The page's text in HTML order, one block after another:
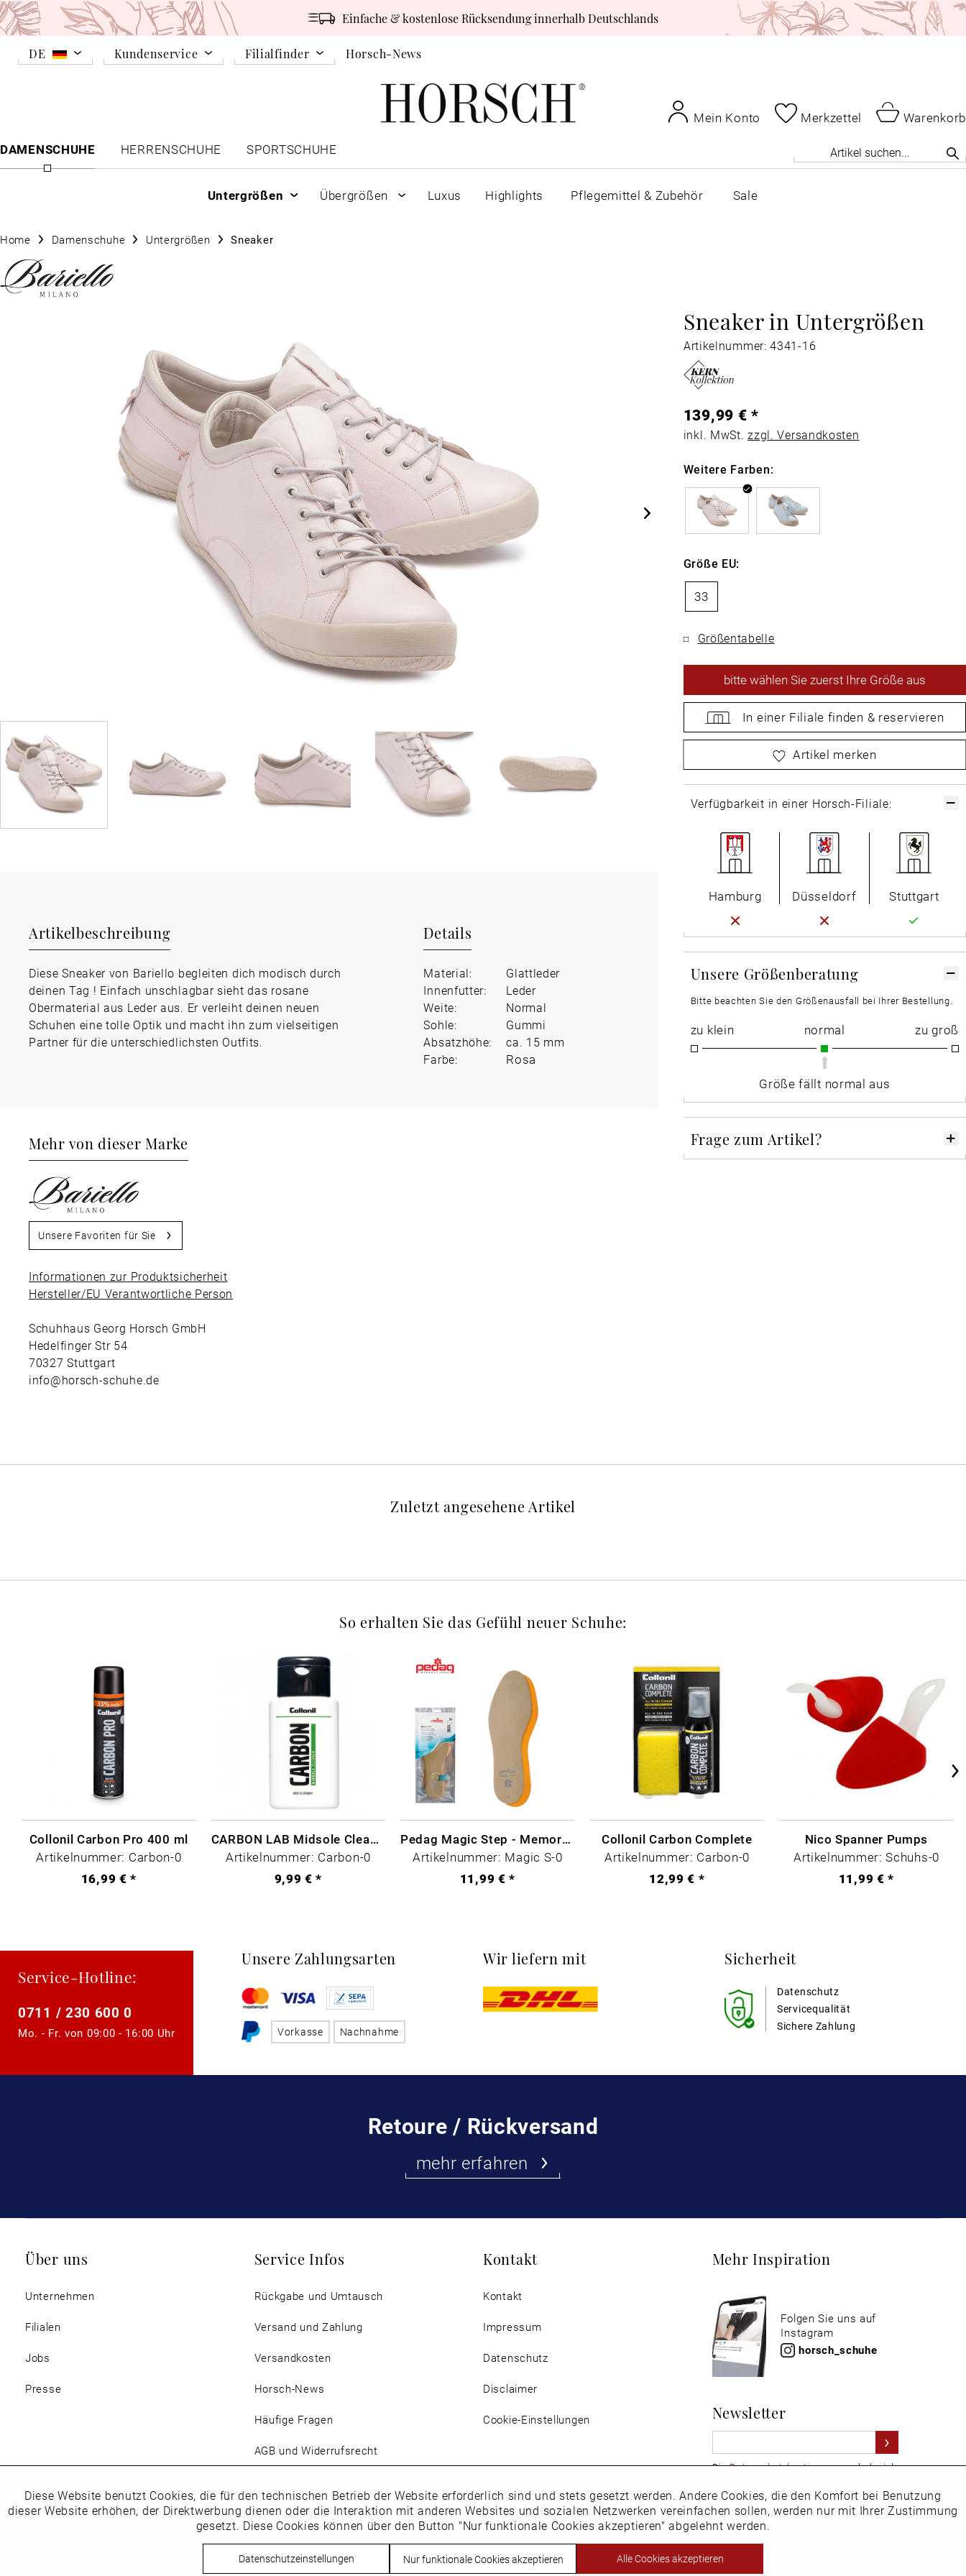
Einfache & kostenlose Rücksendung innerhalb Deutschlands
DE Kundenservice Filialfinder Horsch-News
Mein Konto Merkzettel
Warenkorb
DAMENSCHUHE
HERRENSCHUHE SPORTSCHUHE
Untergrößen Übergrößen Luxus Highlights Pflegemittel & Zubehör Sale
Home Damenschuhe Untergrößen Sneaker
Sneaker in Untergrößen
Artikelnummer: 4341-16
Artikelbeschreibung
Diese Sneaker von Bariello begleiten dich modisch durch
deinen Tag ! Einfach unschlagbar sieht das rosane
Obermaterial aus Leder aus. Er verleiht deinen neuen
Schuhen eine tolle Optik und macht ihn zum vielseitigen
Partner für die unterschiedlichsten Outfits.
Details
Material:
Glattleder
Innenfutter:
Leder
Weite:
Normal
Sohle:
Gummi
Absatzhöhe:
ca. 15 mm
Farbe:
Rosa
Mehr von dieser Marke
Unsere Favoriten für Sie
Informationen zur Produktsicherheit
Hersteller/EU Verantwortliche Person
Schuhhaus Georg Horsch GmbH
Hedelfinger Str 54
70327 Stuttgart
info@horsch-schuhe.de
139,99 € *
inkl. MwSt.zzgl. Versandkosten
Weitere Farben:
Größe EU:
33
Größentabelle
bittewählen Sie zuerst Ihre Größe aus
In einer Filiale finden & reservieren
wählen Sie zuerst Ihre Größe aus
Artikel merken
Verfügbarkeit in einer Horsch-Filiale:
Hamburg Düsseldorf Stuttgart
Unsere Größenberatung
Bitte beachten Sie den Größenausfall bei Ihrer Bestellung.
zu klein normal zu groß
Größe fällt normal aus
Frage zum Artikel?
Zuletzt angesehene Artikel
So erhalten Sie das Gefühl neuer Schuhe:
Collonil Carbon Pro 400 ml
Artikelnummer: Carbon-0
16,99 € *
CARBON LAB Midsole Cleaner
Artikelnummer: Carbon-0
9,99 € *
Pedag Magic Step - Memory Schaum
Artikelnummer: Magic S-0
11,99 € *
Collonil Carbon Complete
Artikelnummer: Carbon-0
12,99 € *
Nico Spanner Pumps
Artikelnummer: Schuhs-0
11,99 € *
Retoure / Rückversand
mehr erfahren
Service-Hotline:
0711 / 230 600 0
Mo. - Fr. von 09:00 - 16:00 Uhr
Unsere Zahlungsarten
Vorkasse Nachnahme
Wir liefern mit Sicherheit
Datenschutz
Sichere Zahlung
Servicequalität
Über uns
Unternehmen
Filialen
Jobs
Presse
Service Infos
Rückgabe und Umtausch
Versand und Zahlung
Versandkosten
Horsch-News
Häufige Fragen
AGB und Widerrufsrecht
Kontakt
Kontakt
Impressum
Datenschutz
Disclaimer
Cookie-Einstellungen
Mehr Inspiration
Folgen Sie uns auf
Instagram
horsch_schuhe
Newsletter
DieDatenschutzbestimmungenhabe ich
Hiervom Newsletter abmelden.
Vertrag widerrufen
Funktionale Aktiv
Diese Website benutzt Cookies, die für den technischen Betrieb der Website erforderlich sind und stets gesetzt werden. Andere Cookies, die den Komfort bei Benutzung
dieser Website erhöhen, der Direktwerbung dienen oder die Interaktion mit anderen Websites und sozialen Netzwerken vereinfachen sollen, werden nur mit Ihrer Zustimmung
gesetzt. Diese Cookies können über den Button "Nur funktionale Cookies akzeptieren" abgelehnt werden.
Datenschutzeinstellungen Nur funktionale Cookies akzeptieren Alle Cookies akzeptieren